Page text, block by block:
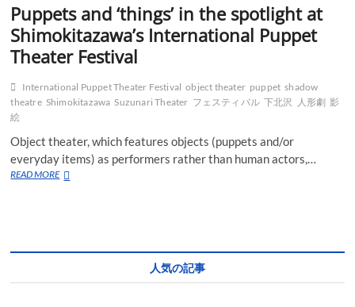
Puppets and ‘things’ in the spotlight at
Shimokitazawa’s International Puppet
Theater Festival
International Puppet Theater Festival object theater puppet shadow
theatre Shimokitazawa Suzunari Theater フェスティバル 下北沢 人形劇 影
絵
Object theater, which features objects (puppets and/or
everyday items) as performers rather than human actors,…
READ MOREPuppets
International
人気の記事